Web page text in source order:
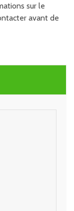
sur le
avant de